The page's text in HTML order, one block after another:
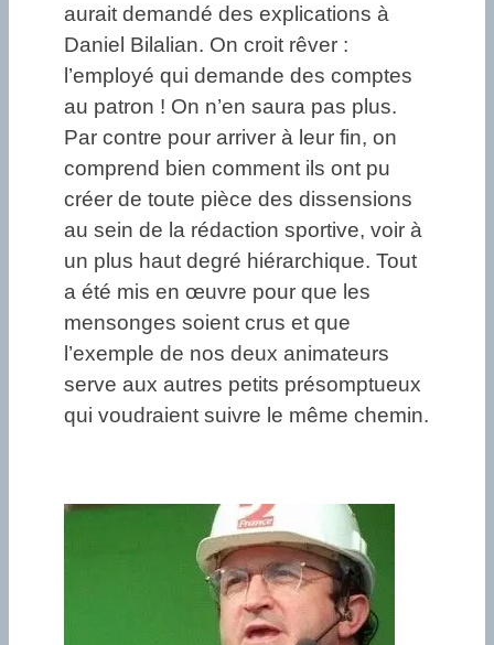
aurait demandé des explications à
Daniel Bilalian. On croit rêver :
l’employé qui demande des comptes
au patron ! On n’en saura pas plus.
Par contre pour arriver à leur fin, on
comprend bien comment ils ont pu
créer de toute pièce des dissensions
au sein de la rédaction sportive, voir à
un plus haut degré hiérarchique. Tout
a été mis en œuvre pour que les
mensonges soient crus et que
l’exemple de nos deux animateurs
serve aux autres petits présomptueux
qui voudraient suivre le même chemin.